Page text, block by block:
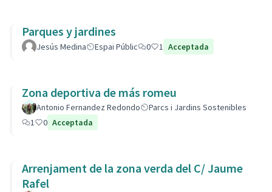
Parques y jardines
Jesús Medina Espai Públic 0 1 Acceptada
Zona deportiva de más romeu
Antonio Fernandez Redondo
Parcs i Jardins Sostenibles
1
0 Acceptada
Arrenjament de la zona verda del C/ Jaume
Rafel